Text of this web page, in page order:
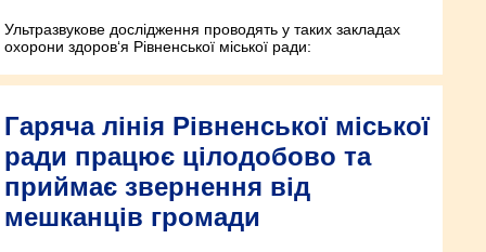
Ультразвукове дослідження проводять у таких закладах
охорони здоров‘я Рівненської міської ради:
Гаряча лінія Рівненської міської
ради працює цілодобово та
приймає звернення від
мешканців громади